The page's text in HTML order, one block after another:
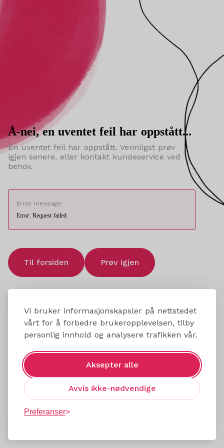
Vi bruker informasjonskapsler på nettstedet
vårt for å forbedre brukeropplevelsen, tilby
personlig innhold og analysere trafikken vår.
Aksepter alle
Avvis ikke-nødvendige
Preferanser
Å-nei, en uventet feil har oppstått...
En uventet feil har oppstått. Vennligst prøv
igjen senere, eller kontakt kundeservice ved
behov.
Error message:
Error: Request failed
Til forsiden Prøv igjen